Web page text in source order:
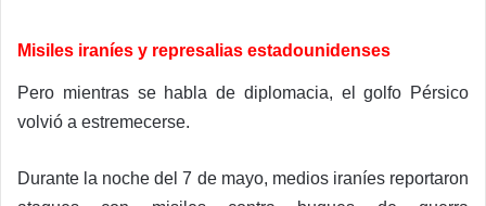
Misiles iraníes y represalias estadounidenses
Pero mientras se habla de diplomacia, el golfo Pérsico
volvió a estremecerse.
Durante la noche del 7 de mayo, medios iraníes reportaron